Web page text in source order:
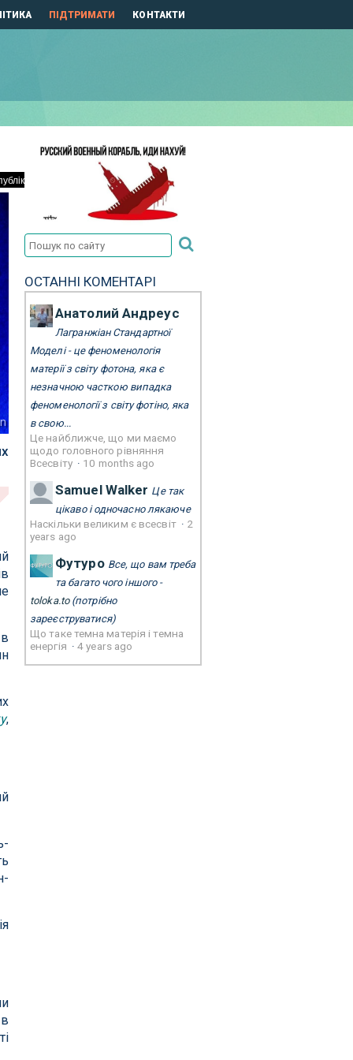
ПІДТРИМАТИ КОНТАКТИ
,
ОСТАННІ КОМЕНТАРІ
Анатолий Андреус
Лагранжіан Стандартної
Моделі - це феноменологія
матерії з світу фотона, яка є
незначною часткою випадка
феноменології з світу фотіно, яка
в свою...
Це найближче, що ми маємо
щодо головного рівняння
Всесвіту · 10 months ago
Samuel Walker Це так
цікаво і одночасно лякаюче
Наскільки великим є всесвіт · 2
years ago
Футуро Все, що вам треба
та багато чого іншого -
toloka.to(потрібно
зареєструватися)
Що таке темна матерія і темна
енергія ·4 years ago